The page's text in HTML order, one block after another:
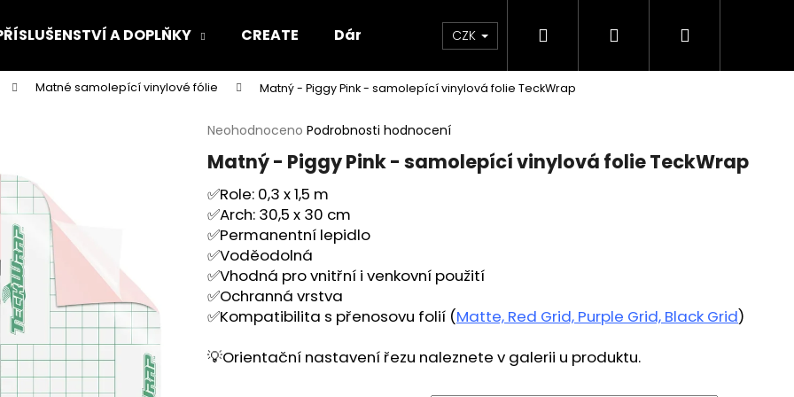
A DOPLŇKY CREATE Dárkový poukaz BLEŠÍ TRH🛍️ Doprava a platba
CZK Hledat PřihlášeníNákupní
Matné samolepící vinylové fólie Matný - Piggy Pink - samolepící vinylová folie TeckWrap
Průměrné
produktu
0,0
z
5
hvězdiček.
Neohodnoceno Podrobnosti hodnocení
Matný - Piggy Pink - samolepící vinylová folie TeckWrap
✅Role: 0,3 x 1,5 m
✅Arch: 30,5 x 30 cm
✅Permanentní lepidlo
✅Voděodolná
✅Vhodná pro vnitřní i venkovní použití
✅Ochranná vrstva
✅Kompatibilita s přenosovu folií (Matte, Red Grid, Purple Grid, Black Grid)
💡Orientační nastavení řezu naleznete v galerii u produktu.
Co potřebujete najít?
HLEDAT
Doporučujeme